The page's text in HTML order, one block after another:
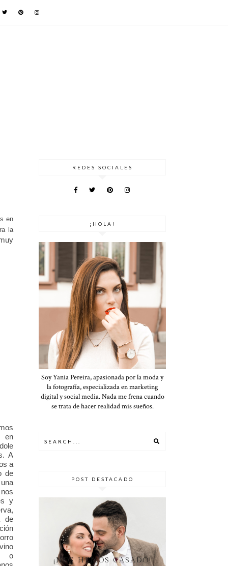
en
la
en
A
a
de
y
de
o
REDES SOCIALES
¡HOLA!
Soy Yania Pereira, apasionada por la moda y
la fotografía, especializada en marketing
digital y social media. Nada me frena cuando
se trata de hacer realidad mis sueños.
POST DESTACADO
¡NOS HEMOS CASADO!